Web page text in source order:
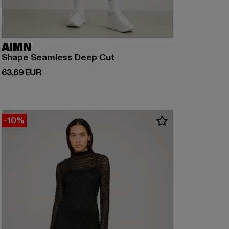
AIMN
Shape Seamless Deep Cut
63,69 EUR
Prix courant: 63,69 EUR
-10%